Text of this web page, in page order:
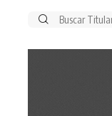
Buscar